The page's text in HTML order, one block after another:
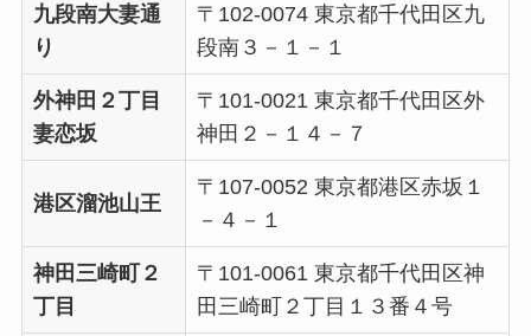
九段南大妻通
り
〒102-0074 東京都千代田区九
段南３－１－１
外神田２丁目
妻恋坂
〒101-0021 東京都千代田区外
神田２－１４－７
港区溜池山王
〒107-0052 東京都港区赤坂１
－４－１
神田三崎町２
丁目
〒101-0061 東京都千代田区神
田三崎町２丁目１３番４号